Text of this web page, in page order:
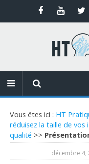
Vous êtes ici : HT
réduisez la taille de vos
qualité >>
décembre 4,